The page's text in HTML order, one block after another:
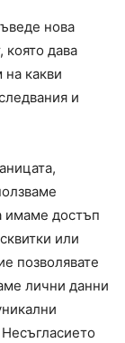
нова
която дава
какви
и
имаме достъп
или
позволявате
лични данни